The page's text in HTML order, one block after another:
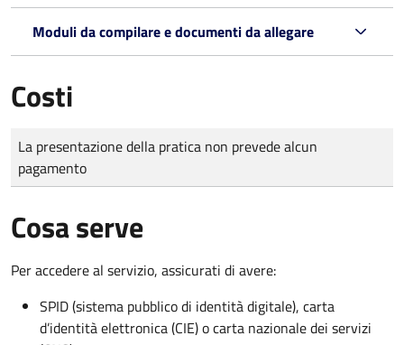
Moduli da compilare e documenti da allegare
Costi
Tipo di pagamento
Importo
La presentazione della pratica non prevede alcun
pagamento
Cosa serve
Per accedere al servizio, assicurati di avere:
SPID (sistema pubblico di identità digitale), carta
d’identità elettronica (CIE) o carta nazionale dei servizi